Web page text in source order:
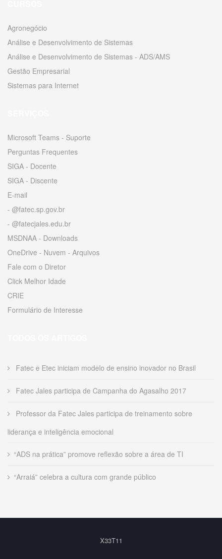
Agronegócio
Análise e Desenvolvimento de Sistemas
Análise e Desenvolvimento de Sistemas - ADS/AMS
Gestão Empresarial
Sistemas para Internet
Microsoft Teams - Suporte
Perguntas Frequentes
SIGA - Docente
SIGA - Discente
E-mail
- @fatec.sp.gov.br
- @fatecjales.edu.br
MSDNAA - Downloads
OneDrive - Nuvem - Arquivos
Fale com o Diretor
Click Melhor Idade
CRIE
Formulário de Interesse
Fatec e Etec iniciam modelo de ensino inovador no Brasil
Fatec Jales participa de Campanha do Agasalho 2017
Professor da Fatec Jales participa de treinamento sobre
liderança e inteligência emocional
“ADS na prática” promove reflexão sobre a área de TI
“Arraiá” celebra a cultura com grande público
X33T11